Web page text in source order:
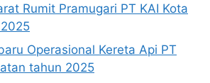
Rumit Pramugari PT KAI Kota
Operasional Kereta Api PT
tahun 2025